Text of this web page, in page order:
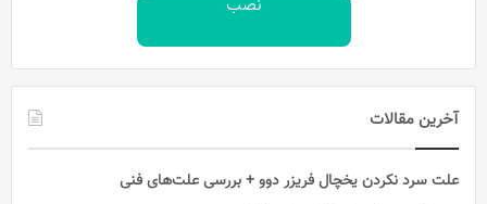
نصب
آخرین مقالات
علت سرد نکردن یخچال فریزر دوو + بررسی علت‌های فنی